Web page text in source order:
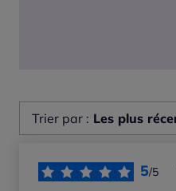
Trier par : Les plus
5/5